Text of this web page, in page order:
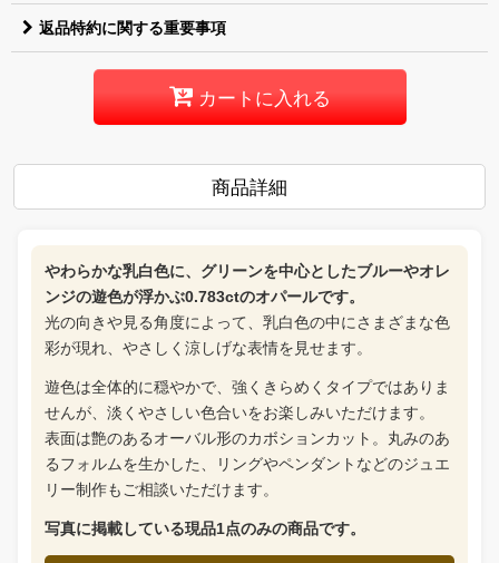
返品特約に関する重要事項
カートに入れる
商品詳細
やわらかな乳白色に、グリーンを中心としたブルーやオレ
ンジの遊色が浮かぶ0.783ctのオパールです。
光の向きや見る角度によって、乳白色の中にさまざまな色
彩が現れ、やさしく涼しげな表情を見せます。
遊色は全体的に穏やかで、強くきらめくタイプではありま
せんが、淡くやさしい色合いをお楽しみいただけます。
表面は艶のあるオーバル形のカボションカット。丸みのあ
るフォルムを生かした、リングやペンダントなどのジュエ
リー制作もご相談いただけます。
写真に掲載している現品1点のみの商品です。